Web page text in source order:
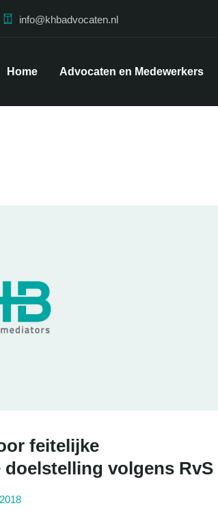
info@khbadvocaten.nl
Home Advocaten en Medewerkers
feitelijke
volgens RvS